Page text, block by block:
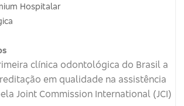
Hospitalar
clínica odontológica do Brasil a
em qualidade na assistência
Joint Commission International (JCI)